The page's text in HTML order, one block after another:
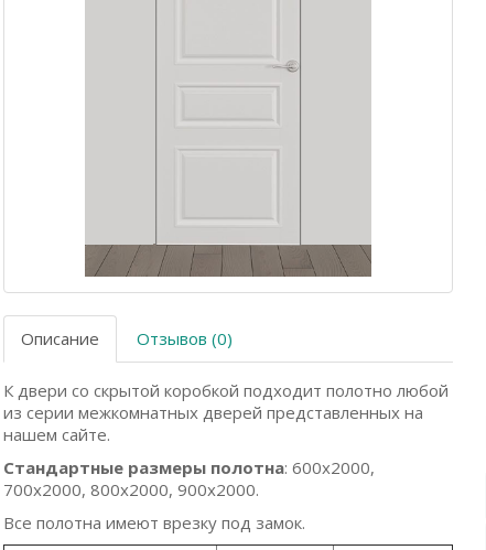
Описание Отзывов (0)
К двери со скрытой коробкой подходит полотно любой
из серии межкомнатных дверей представленных на
нашем сайте.
Стандартные размеры полотна: 600x2000,
700x2000, 800x2000, 900x2000.
Все полотна имеют врезку под замок.